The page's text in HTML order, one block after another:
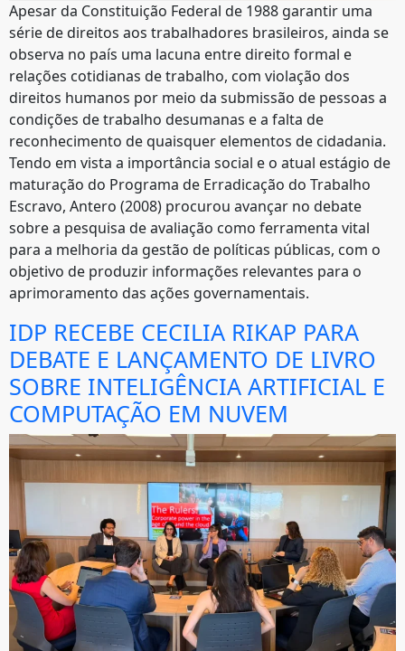
Apesar da Constituição Federal de 1988 garantir uma
série de direitos aos trabalhadores brasileiros, ainda se
observa no país uma lacuna entre direito formal e
relações cotidianas de trabalho, com violação dos
direitos humanos por meio da submissão de pessoas a
condições de trabalho desumanas e a falta de
reconhecimento de quaisquer elementos de cidadania.
Tendo em vista a importância social e o atual estágio de
maturação do Programa de Erradicação do Trabalho
Escravo, Antero (2008) procurou avançar no debate
sobre a pesquisa de avaliação como ferramenta vital
para a melhoria da gestão de políticas públicas, com o
objetivo de produzir informações relevantes para o
aprimoramento das ações governamentais.
IDP RECEBE CECILIA RIKAP PARA
DEBATE E LANÇAMENTO DE LIVRO
SOBRE INTELIGÊNCIA ARTIFICIAL E
COMPUTAÇÃO EM NUVEM